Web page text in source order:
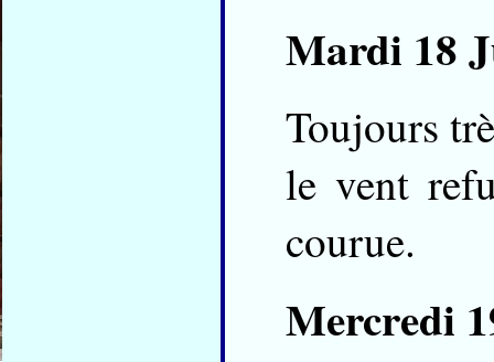
Mardi 18
Toujours
le vent
courue.
Mercredi